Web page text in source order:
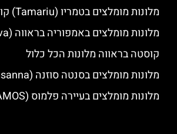
מלונות מומלצים בטמריו (Tamariu) קוסטה בראווה
מלונות מומלצים באמפוריה בראווה (Empuriabrava)
קוסטה בראווה מלונות הכל כלול
מלונות מומלצים בסנטה סוזנה (Santa Susanna)
מלונות מומלצים בעיירה פלמוס (PALAMOS)